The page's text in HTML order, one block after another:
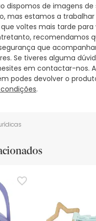
dispomos de imagens de
mas estamos a trabalhar
voltes mais tarde para
recomendamos
que
Se tiveres alguma
em contactar-nos.
podes devolver o
.